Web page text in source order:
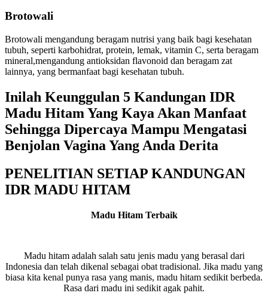
Brotowali
Brotowali mengandung beragam nutrisi yang baik bagi kesehatan
tubuh, seperti karbohidrat, protein, lemak, vitamin C, serta beragam
mineral,mengandung antioksidan flavonoid dan beragam zat
lainnya, yang bermanfaat bagi kesehatan tubuh.
Inilah Keunggulan 5 Kandungan IDR
Madu Hitam Yang Kaya Akan Manfaat
Sehingga Dipercaya Mampu Mengatasi
Benjolan Vagina Yang Anda Derita
PENELITIAN SETIAP KANDUNGAN
IDR MADU HITAM
Madu Hitam Terbaik
Madu hitam adalah salah satu jenis madu yang berasal dari
Indonesia dan telah dikenal sebagai obat tradisional. Jika madu yang
biasa kita kenal punya rasa yang manis, madu hitam sedikit berbeda.
Rasa dari madu ini sedikit agak pahit.